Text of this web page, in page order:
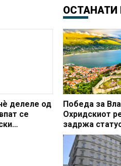
делеле од
се
ОСТАНАТИ
Победа за
Охридскиот
задржа
заштитено
наследство